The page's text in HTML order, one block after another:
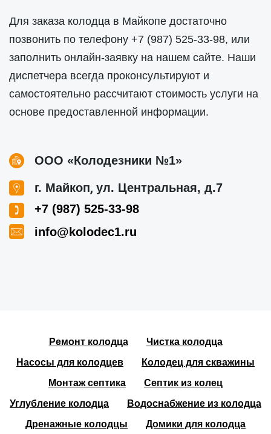
Для заказа колодца в Майкопе достаточно
позвонить по телефону +7 (987) 525-33-98, или
заполнить онлайн-заявку на нашем сайте. Наши
диспетчера всегда проконсультируют и
самостоятельно рассчитают стоимость услуги на
основе предоставленной информации.
ООО «Колодезники №1»
г. Майкоп, ул. Центральная, д.7
+7 (987) 525-33-98
info@kolodec1.ru
Ремонт колодца
Чистка колодца
Насосы для колодцев
Колодец для скважины
Монтаж септика
Септик из колец
Углубление колодца
Водоснабжение из колодца
Дренажные колодцы
Домики для колодца